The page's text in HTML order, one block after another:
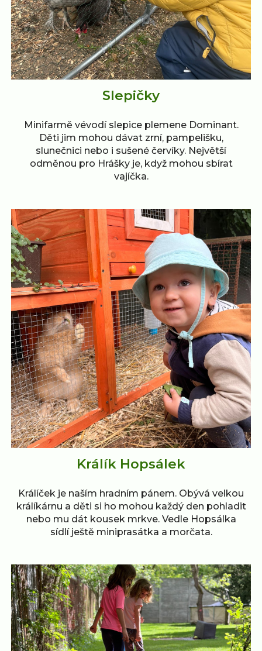
Slepičky
Minifarmě vévodí slepice plemene Dominant.
Děti jim mohou dávat zrní, pampelišku,
slunečnici nebo i sušené červíky. Největší
odměnou pro Hrášky je, když mohou sbírat
vajíčka.
Králík Hopsálek
Králíček je naším hradním pánem. Obývá velkou
králíkárnu a děti si ho mohou každý den pohladit
nebo mu dát kousek mrkve. Vedle Hopsálka
sídlí ještě miniprasátka a morčata.